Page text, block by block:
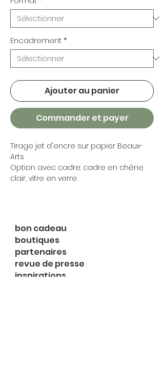
Encadrement*
Ajouter au panier
Commander et payer
Tirage jet d'encre sur papier Beaux-
Arts
Option avec cadre: cadre en chêne
clair, vitre en verre
bon cadeau
boutiques
partenaires
revue de presse
inspirations